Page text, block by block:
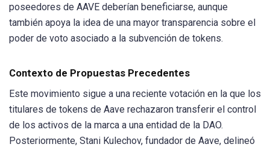
poseedores de AAVE deberían beneficiarse, aunque
también apoya la idea de una mayor transparencia sobre el
poder de voto asociado a la subvención de tokens.
Contexto de Propuestas Precedentes
Este movimiento sigue a una reciente votación en la que los
titulares de tokens de Aave rechazaron transferir el control
de los activos de la marca a una entidad de la DAO.
Posteriormente, Stani Kulechov, fundador de Aave, delineó